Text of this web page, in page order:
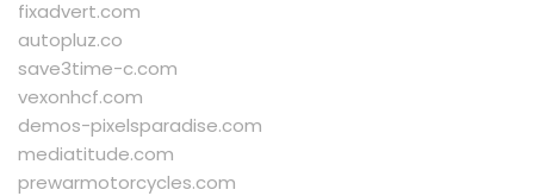
fixadvert.com
autopluz.co
save3time-c.com
vexonhcf.com
demos-pixelsparadise.com
mediatitude.com
prewarmotorcycles.com